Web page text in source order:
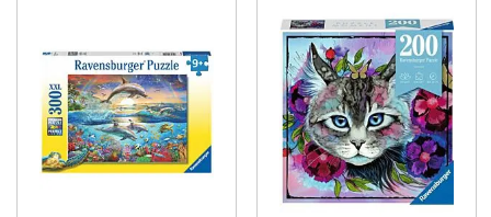
Motiv: verdenskort
Alder: fra 8 år
Produktdetaljer
4005556128907